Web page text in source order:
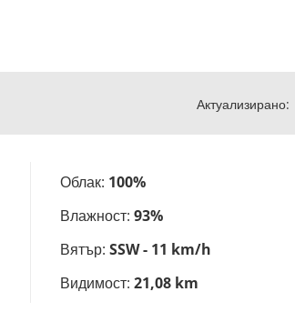
Актуализирано:
Облак: 100%
Влажност: 93%
Вятър: SSW - 11 km/h
Видимост: 21,08 km